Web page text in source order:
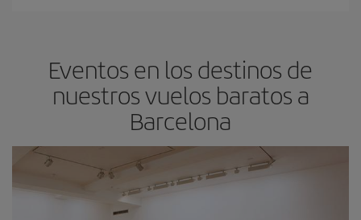
Eventos en los destinos de
nuestros vuelos baratos a
Barcelona